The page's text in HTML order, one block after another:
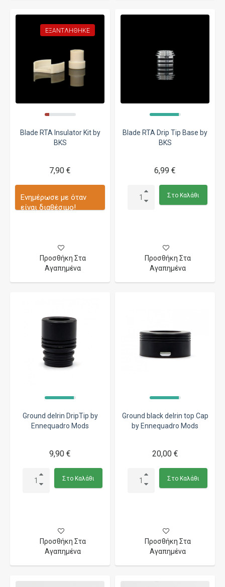
ΕΞΑΝΤΛΉΘΗΚΕ
Blade RTA Insulator Kit by
BKS
7,90 €
Ενημέρωσε με όταν
είναι διαθέσιμο!
Προσθήκη Στα
Αγαπημένα
Blade RTA Drip Tip Base by
BKS
6,99 €
Στο Καλάθι
Προσθήκη Στα
Αγαπημένα
Ground delrin DripTip by
Ennequadro Mods
9,90 €
Στο Καλάθι
Προσθήκη Στα
Αγαπημένα
Ground black delrin top Cap
by Ennequadro Mods
20,00 €
Στο Καλάθι
Προσθήκη Στα
Αγαπημένα